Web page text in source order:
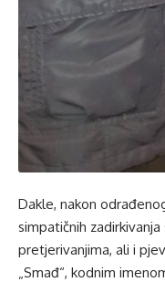
Dakle, nakon
simpatičnih
pretjerivanjima, ali i
„Smađ“, kodnim